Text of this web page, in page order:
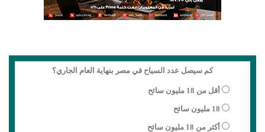
كم سيصل عدد السياح في مصر بنهاية العام الجاري؟
أقل من 18 مليون سائح
18 مليون سائح
أكثر من 18 مليون سائح